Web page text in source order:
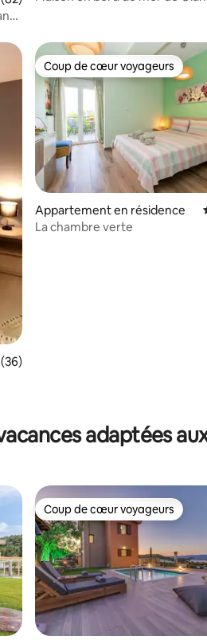
: 4,91 sur 5
moyenne sur la base de 36
Coup de cœur voyageurs
Coup de cœur voyageurs
Appartement en résidence
La chambre verte
adaptées
Coup de cœur voyageurs
Coup de cœur voyageurs